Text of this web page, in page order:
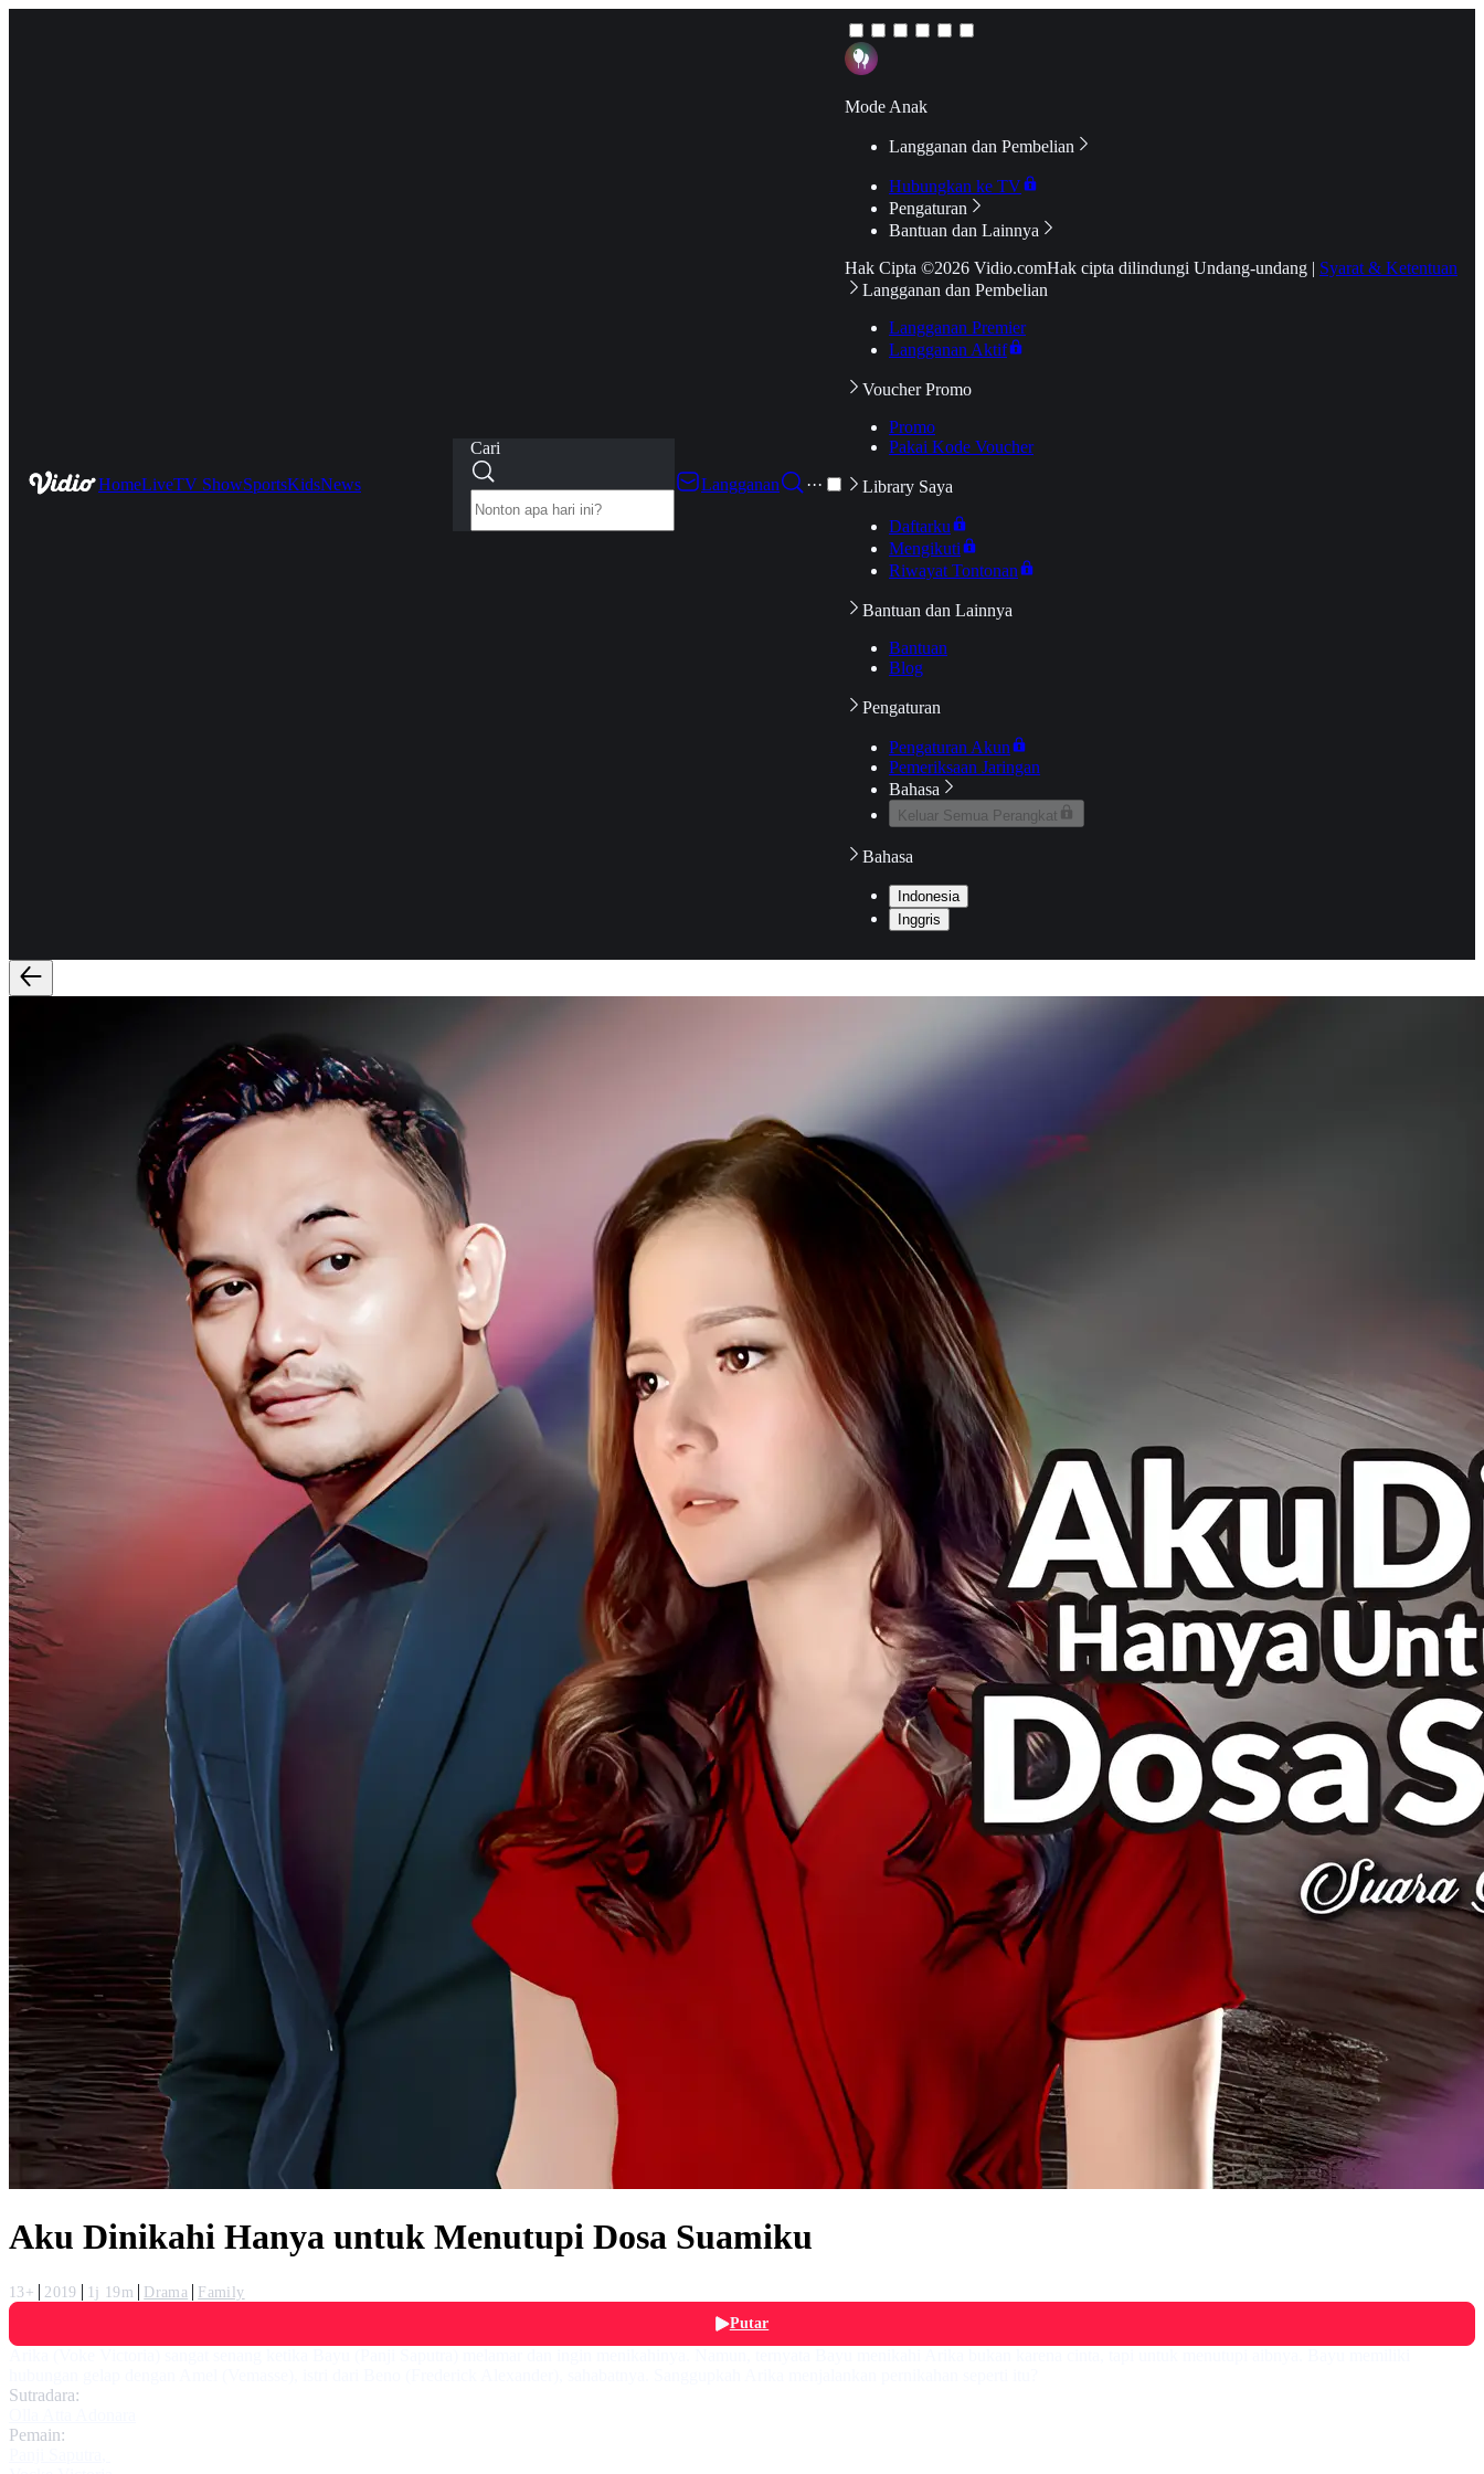
HomeLiveTV ShowSportsKidsNews
Cari
Langganan
···
Mode Anak
Langganan dan Pembelian
Hubungkan ke TV
Pengaturan
Bantuan dan Lainnya
Hak Cipta ©2026 Vidio.comHak cipta dilindungi Undang-undang | Syarat & Ketentuan
Langganan dan Pembelian
Langganan Premier
Langganan Aktif
Voucher Promo
Promo
Pakai Kode Voucher
Library Saya
Daftarku
Mengikuti
Riwayat Tontonan
Bantuan dan Lainnya
Bantuan
Blog
Pengaturan
Pengaturan Akun
Pemeriksaan Jaringan
Bahasa
Keluar Semua Perangkat
Bahasa
Indonesia
Inggris
Aku Dinikahi Hanya untuk Menutupi Dosa Suamiku
13+ 2019 1j 19m Drama
Family
Putar
Sutradara:
Pemain: